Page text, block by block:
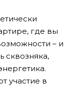
где вы
– и
сквозняка,
участие в